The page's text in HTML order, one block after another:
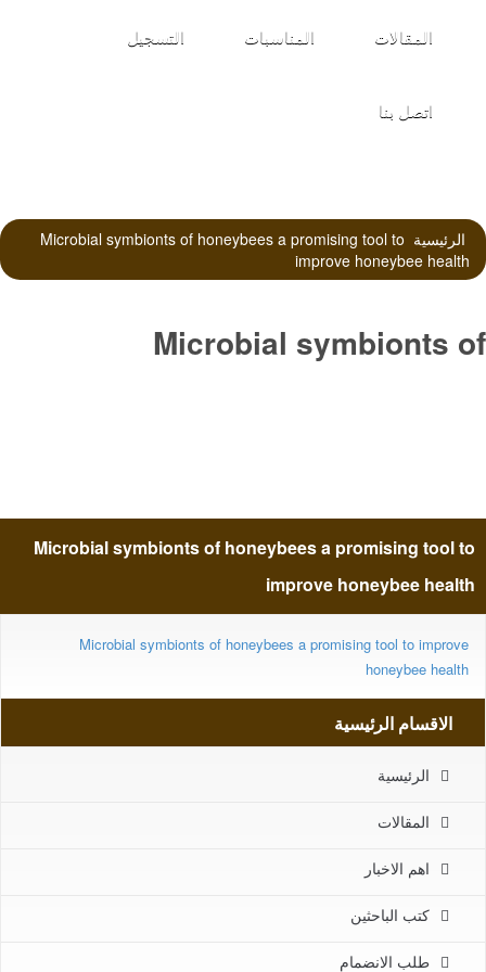
المقالات المناسبات التسجيل
اتصل بنا
الرئيسية Microbial symbionts of honeybees a promising tool to
improve honeybee health
Microbial symbionts of
Microbial symbionts of honeybees a promising tool to
improve honeybee health
Microbial symbionts of honeybees a promising tool to improve
honeybee health
الاقسام الرئيسية
الرئيسية
المقالات
اهم الاخبار
كتب الباحثين
طلب الانضمام